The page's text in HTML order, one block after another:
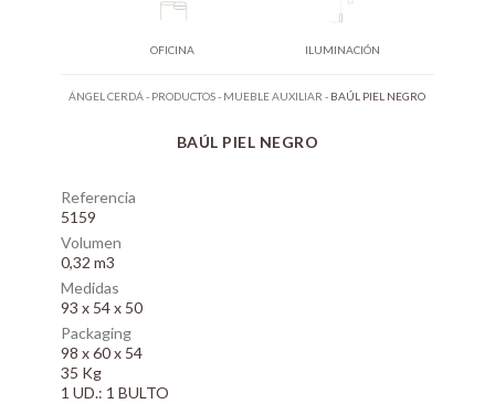
OFICINA ILUMINACIÓN
ÁNGEL CERDÁ - PRODUCTOS- MUEBLE AUXILIAR - BAÚL PIEL NEGRO
BAÚL PIEL NEGRO
Referencia
5159
Volumen
0,32 m3
Medidas
93 x 54 x 50
Packaging
98 x 60 x 54
35 Kg
1 UD.: 1 BULTO